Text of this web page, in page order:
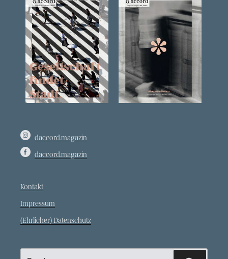
daccord.magazin
daccord.magazin
Kontakt
Impressum
(Ehrlicher) Datenschutz
Suche